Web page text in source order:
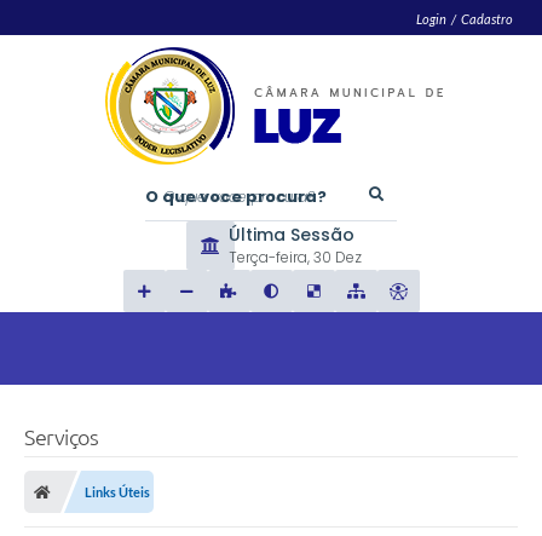
Login / Cadastro
O que voce procura?
Última Sessão
Terça-feira 30 Dez
Serviços
Links Úteis